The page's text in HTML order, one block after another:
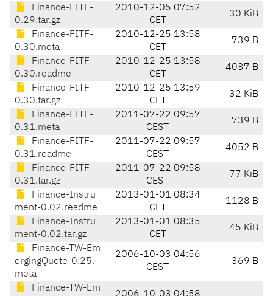
Finance-FITF-
0.29.tar.gz
2010-12-05 07:52
CET
30 KiB
Finance-FITF-
0.30.meta
2010-12-25 13:58
CET
739 B
Finance-FITF-
0.30.readme
2010-12-25 13:58
CET
4037 B
Finance-FITF-
0.30.tar.gz
2010-12-25 13:59
CET
32 KiB
Finance-FITF-
0.31.meta
2011-07-22 09:57
CEST
739 B
Finance-FITF-
0.31.readme
2011-07-22 09:57
CEST
4052 B
Finance-FITF-
0.31.tar.gz
2011-07-22 09:58
CEST
77 KiB
Finance-Instru
ment-0.02.readme
2013-01-01 08:34
CET
1128 B
Finance-Instru
ment-0.02.tar.gz
2013-01-01 08:35
CET
45 KiB
Finance-TW-Em
ergingQuote-0.25.
meta
2006-10-03 04:56
CEST
369 B
Finance-TW-Em